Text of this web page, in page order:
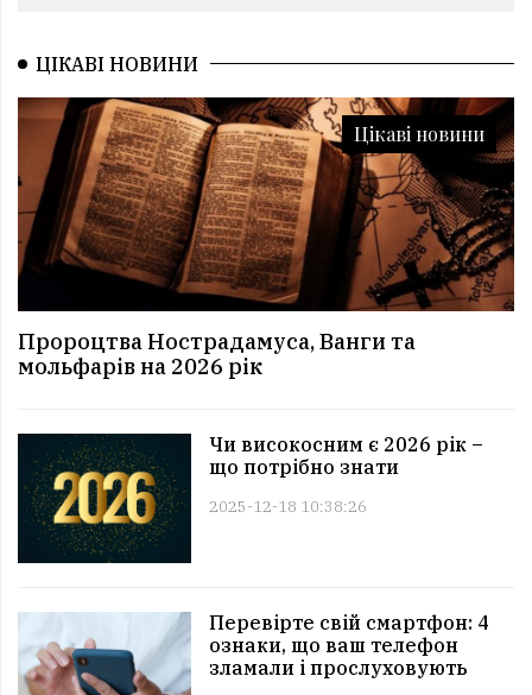
ЦІКАВІ НОВИНИ
Цікаві новини
Пророцтва Нострадамуса, Ванги та
мольфарів на 2026 рік
Чи високосним є 2026 рік –
що потрібно знати
2025-12-18 10:38:26
Перевірте свій смартфон: 4
ознаки, що ваш телефон
зламали і прослуховують